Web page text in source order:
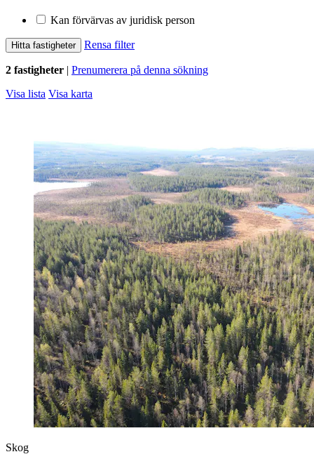
Kan förvärvas av juridisk person
Hitta fastigheter Rensa filter
2 fastigheter | Prenumerera på denna sökning
Visa lista Visa karta
Skog